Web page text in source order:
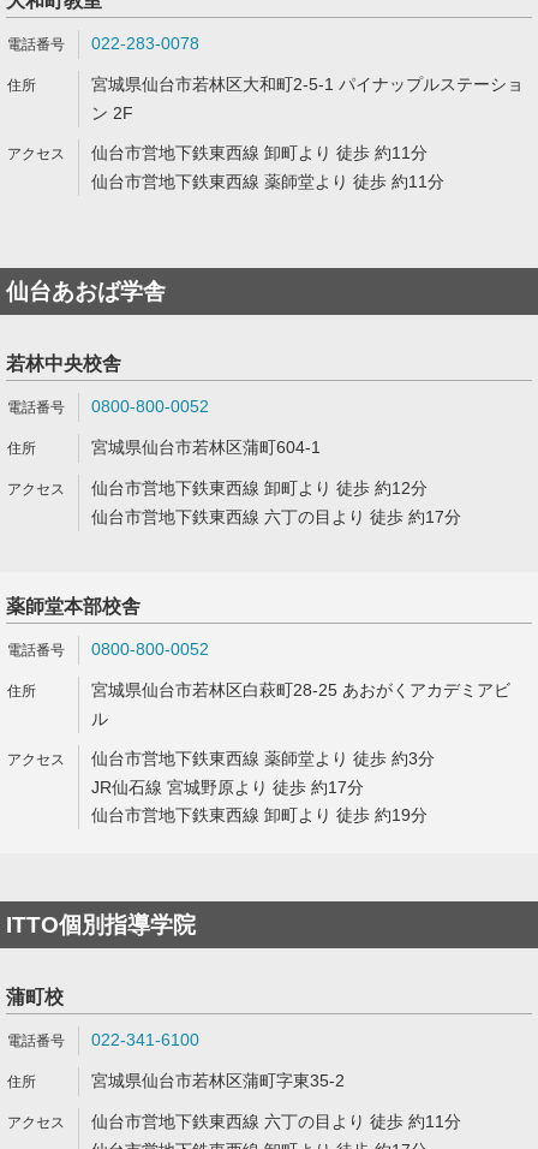
022-283-0078
宮城県仙台市若林区大和町2-5-1 パイナップルステーショ
ン 2F
仙台市営地下鉄東西線 卸町より 徒歩 約11分
仙台市営地下鉄東西線 薬師堂より 徒歩 約11分
仙台あおば学舎
若林中央校舎
0800-800-0052
宮城県仙台市若林区蒲町604-1
仙台市営地下鉄東西線 卸町より 徒歩 約12分
仙台市営地下鉄東西線 六丁の目より 徒歩 約17分
薬師堂本部校舎
0800-800-0052
宮城県仙台市若林区白萩町28-25 あおがくアカデミアビ
ル
仙台市営地下鉄東西線 薬師堂より 徒歩 約3分
JR仙石線 宮城野原より 徒歩 約17分
仙台市営地下鉄東西線 卸町より 徒歩 約19分
ITTO個別指導学院
蒲町校
022-341-6100
宮城県仙台市若林区蒲町字東35-2
仙台市営地下鉄東西線 六丁の目より 徒歩 約11分